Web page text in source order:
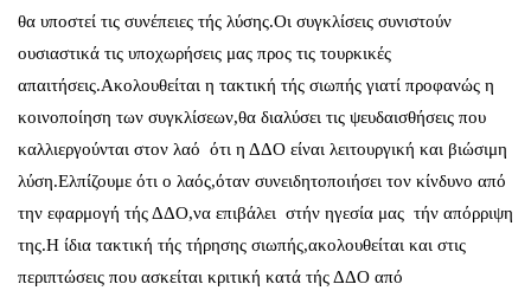
θα υποστεί τις συνέπειες τής λύσης.Οι συγκλίσεις συνιστούν
ουσιαστικά τις υποχωρήσεις μας προς τις τουρκικές
απαιτήσεις.Ακολουθείται η τακτική τής σιωπής γιατί προφανώς η
κοινοποίηση των συγκλίσεων,θα διαλύσει τις ψευδαισθήσεις που
καλλιεργούνται στον λαό ότι η ΔΔΟ είναι λειτουργική και βιώσιμη
λύση.Ελπίζουμε ότι ο λαός,όταν συνειδητοποιήσει τον κίνδυνο από
την εφαρμογή τής ΔΔΟ,να επιβάλει στήν ηγεσία μας τήν απόρριψη
της.Η ίδια τακτική τής τήρησης σιωπής,ακολουθείται και στις
περιπτώσεις που ασκείται κριτική κατά τής ΔΔΟ από